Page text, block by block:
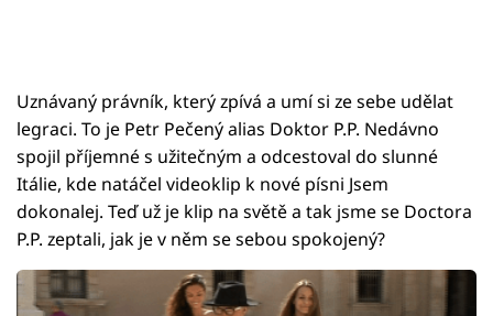
Uznávaný právník, který zpívá a umí si ze sebe udělat
legraci. To je Petr Pečený alias Doktor P.P. Nedávno
spojil příjemné s užitečným a odcestoval do slunné
Itálie, kde natáčel videoklip k nové písni Jsem
dokonalej. Teď už je klip na světě a tak jsme se Doctora
P.P. zeptali, jak je v něm se sebou spokojený?